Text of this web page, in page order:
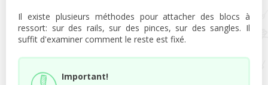
Il existe plusieurs méthodes pour attacher des blocs à
ressort: sur des rails, sur des pinces, sur des sangles. Il
suffit d'examiner comment le reste est fixé.
Important!